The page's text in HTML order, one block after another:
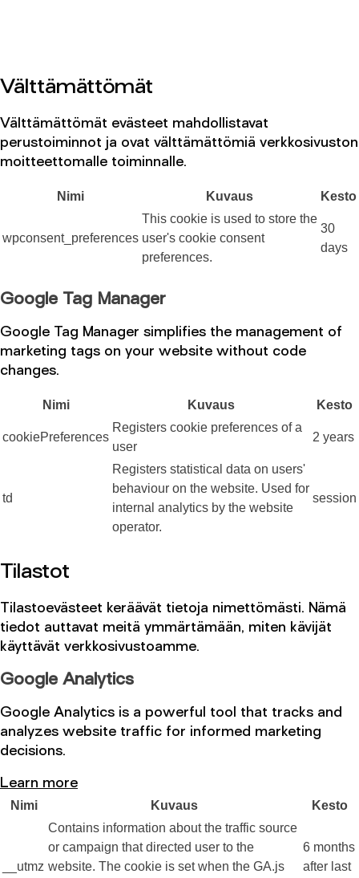
TIETOSUOJASELOSTE
Välttämättömät
Välttämättömät evästeet mahdollistavat
perustoiminnot ja ovat välttämättömiä verkkosivuston
moitteettomalle toiminnalle.
Nimi Kuvaus Kesto
wpconsent_preferences
This cookie is used to store the
user's cookie consent
preferences.
30
days
Google Tag Manager
Google Tag Manager simplifies the management of
marketing tags on your website without code
changes.
Nimi Kuvaus Kesto
cookiePreferences
Registers cookie preferences of a
user
2 years
td
Registers statistical data on users'
behaviour on the website. Used for
internal analytics by the website
operator.
session
Tilastot
Tilastoevästeet keräävät tietoja nimettömästi. Nämä
tiedot auttavat meitä ymmärtämään, miten kävijät
käyttävät verkkosivustoamme.
Google Analytics
Google Analytics is a powerful tool that tracks and
analyzes website traffic for informed marketing
decisions.
Learn more
Nimi Kuvaus Kesto
__utmz
Contains information about the traffic source
or campaign that directed user to the
website. The cookie is set when the GA.js
6 months
after last